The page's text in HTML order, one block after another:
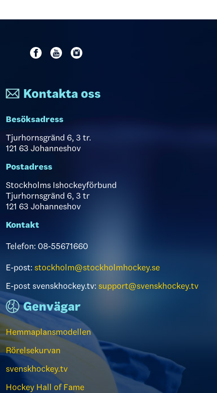
Kontakta oss
Besöksadress
Tjurhornsgränd 6, 3 tr.
121 63 Johanneshov
Postadress
Stockholms Ishockeyförbund
Tjurhornsgränd 6, 3 tr
121 63 Johanneshov
Kontakt
Telefon: 08-55671660
E-post: stockholm@stockholmhockey.se
E-post svenskhockey.tv: support@svenskhockey.tv
Genvägar
Hemmaplansmodellen
Rörelsekurvan
svenskhockey.tv
Hockey Hall of Fame